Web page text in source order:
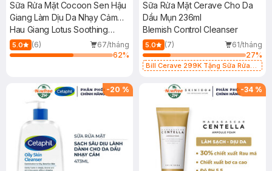
Sữa Rửa Mặt Cocoon Sen Hậu
Giang Làm Dịu Da Nhạy Cảm
310ml
Hau Giang Lotus Soothing
Cleanser
5.0 (6)
67/tháng
62%
Sữa Rửa Mặt Cerave Cho Da
Dầu Mụn 236ml
Blemish Control Cleanser
5.0 (7)
61/tháng
27%
Bill Cerave 299K Tặng Sữa Rửa
-20 % -34 %